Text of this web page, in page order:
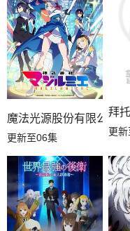
魔法光源股份有限公司
更新至06集
拜
更